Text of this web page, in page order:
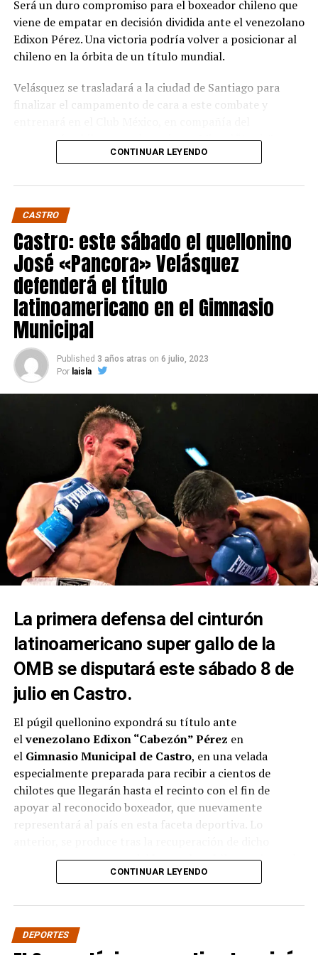
Será un duro compromiso para el boxeador chileno que
viene de empatar en decisión dividida ante el venezolano
Edixon Pérez. Una victoria podría volver a posicionar al
chileno en la órbita de un título mundial.
Velásquez se trasladará a la ciudad de Santiago para
finalizar el campamento de cara a este combate y
excampeón chileno y sudamericano Miguel “Aguja”
González que estará en la esquina del púgil de Quellón.
Wake es un experimentado boxeador de 36 años que
tiene dentro de sus rivales más notables al japonés
Takuma Inoue. Si bien nunca ha disputado un título
mundial, sí ha sido campeón de su país y ha peleado por
distintos títulos internacionales.
Pancora Velásquez viajará el próximo 29 de agosto para
participar del evento que se realizará en el Convex
Okayama y que es promovido por Kameda Promotions.
Fuente: boxeadores.cl
CONTINUAR LEYENDO
CASTRO
Castro: este sábado el quellonino
José «Pancora» Velásquez
defenderá el título
latinoamericano en el Gimnasio
Municipal
Published 3 años atras on 6 julio, 2023
Por laisla
La primera defensa del cinturón
latinoamericano super gallo de la
OMB se disputará este sábado 8 de
julio en Castro.
El púgil quellonino expondrá su título ante
elvenezolano Edixon “Cabezón” Pérez en
el Gimnasio Municipal de Castro, en una velada
especialmente preparada para recibir a cientos de
chilotes que llegarán hasta el recinto con el fin de
apoyar al reconocido boxeador, que nuevamente
representará al país en esta faceta deportiva. Lo
campeonato por parte delboxeador chileno, el pasado
mes de abril ante elboliviano Ramón Averanga
La velada contará además con siete combates
preliminares con los mejores
CONTINUAR LEYENDO
DEPORTES